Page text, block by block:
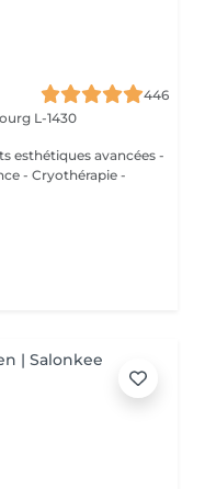
446
L-1430
esthétiques avancées -
- Cryothérapie -